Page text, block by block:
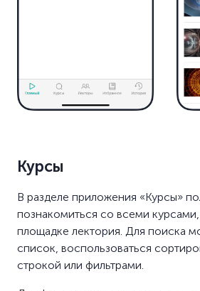
Курсы
В разделе приложения «Курсы»
познакомиться со всеми
площадке лектория. Для поиска
список, воспользоваться
строкой или фильтрами.